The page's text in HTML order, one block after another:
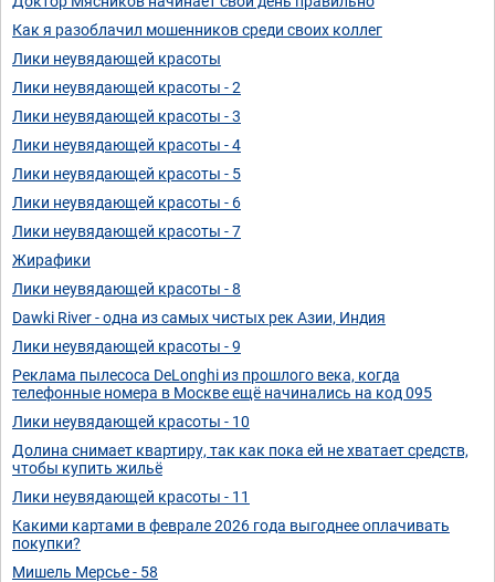
Как я разоблачил мошенников среди своих коллег
Лики неувядающей красоты
Лики неувядающей красоты - 2
Лики неувядающей красоты - 3
Лики неувядающей красоты - 4
Лики неувядающей красоты - 5
Лики неувядающей красоты - 6
Лики неувядающей красоты - 7
Жирафики
Лики неувядающей красоты - 8
Dawki River - одна из самых чистых рек Азии, Индия
Лики неувядающей красоты - 9
Реклама пылесоса DeLonghi из прошлого века, когда
телефонные номера в Москве ещё начинались на код 095
Лики неувядающей красоты - 10
Долина снимает квартиру, так как пока ей не хватает средств,
чтобы купить жильё
Лики неувядающей красоты - 11
Какими картами в феврале 2026 года выгоднее оплачивать
покупки?
Мишель Мерсье - 58